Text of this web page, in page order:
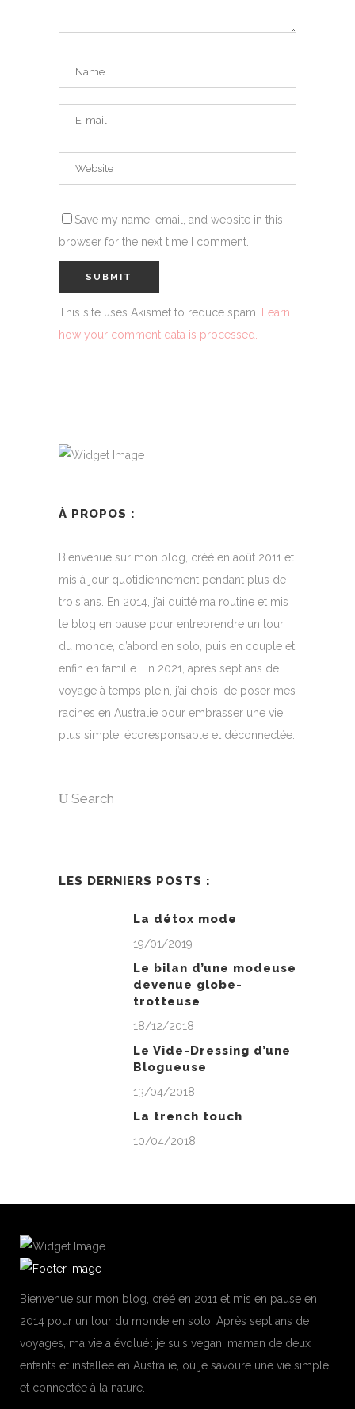
Save my name, email, and website in this
browser for the next time I comment.
This site uses Akismet to reduce spam. Learn
how your comment data is processed.
À PROPOS :
Bienvenue sur mon blog, créé en août 2011 et
mis à jour quotidiennement pendant plus de
trois ans. En 2014, j’ai quitté ma routine et mis
le blog en pause pour entreprendre un tour
du monde, d’abord en solo, puis en couple et
enfin en famille. En 2021, après sept ans de
voyage à temps plein, j’ai choisi de poser mes
racines en Australie pour embrasser une vie
plus simple, écoresponsable et déconnectée.
Search
LES DERNIERS POSTS :
La détox mode
19/01/2019
Le bilan d’une modeuse
devenue globe-
trotteuse
18/12/2018
Le Vide-Dressing d’une
Blogueuse
13/04/2018
La trench touch
10/04/2018
Bienvenue sur mon blog, créé en 2011 et mis en pause en
2014 pour un tour du monde en solo. Après sept ans de
voyages, ma vie a évolué : je suis vegan, maman de deux
enfants et installée en Australie, où je savoure une vie simple
et connectée à la nature.